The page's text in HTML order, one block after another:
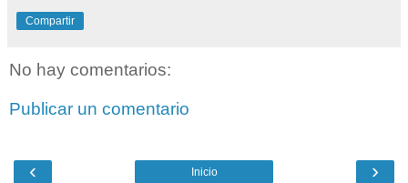
Compartir
No hay comentarios:
Publicar un comentario
‹ ›
Inicio